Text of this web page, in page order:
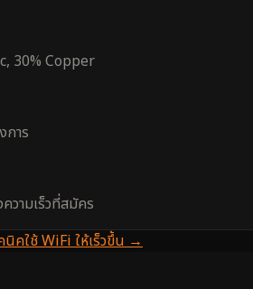
30% Copper
การ
วามเร็วที่สมัคร
นิคใช้ WiFi ให้เร็วขึ้น →